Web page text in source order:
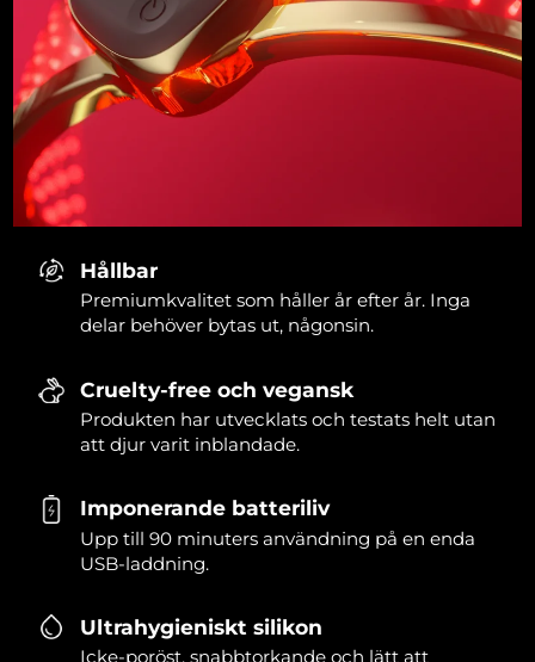
Hållbar
Premiumkvalitet som håller år efter år. Inga
delar behöver bytas ut, någonsin.
Cruelty-free och vegansk
Produkten har utvecklats och testats helt utan
att djur varit inblandade.
Imponerande batteriliv
Upp till 90 minuters användning på en enda
USB-laddning.
Ultrahygieniskt silikon
Icke-poröst, snabbtorkande och lätt att